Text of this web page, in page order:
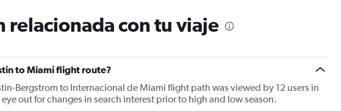
relacionada con tu viaje
to Miami flight route?
Bergstrom to Internacional de Miami flight path was viewed by 12 users in
out for changes in search interest prior to high and low season.